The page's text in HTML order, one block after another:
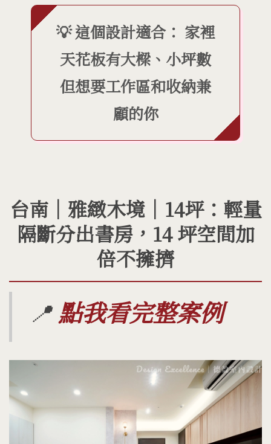
💡 這個設計適合： 家裡
天花板有大樑、小坪數
但想要工作區和收納兼
顧的你
台南｜雅緻木境｜14坪：輕量
隔斷分出書房，14 坪空間加
倍不擁擠
📍 點我看完整案例